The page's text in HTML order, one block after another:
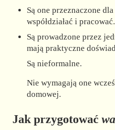
Są one przeznaczone
współdziałać i pracować.
Są prowadzone przez
mają praktyczne
Są nieformalne.
Nie wymagają one
domowej.
Jak przygotować